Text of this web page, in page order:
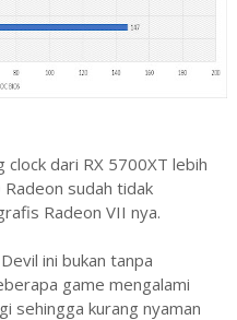
clock dari RX 5700XT lebih
sudah tidak
Radeon VII nya.
ini bukan tanpa
game mengalami
sehingga kurang nyaman